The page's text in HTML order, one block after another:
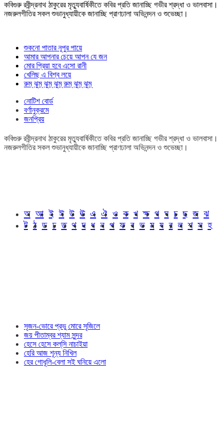
কবিগুরু রবীন্দ্রনাথ ঠাকুরের মৃত্যুবার্ষিকীতে কবির প্রতি জানাচ্ছি গভীর শ্রদ্ধা ও ভালবাসা।
নজরুলগীতির সকল শুভানুধ্যায়ীকে জানাচ্ছি প্রাণঢালা অভিনন্দন ও শুভেচ্ছা।
শুকনো পাতার নূপুর পায়ে
আমার আপনার চেয়ে আপন যে জন
মোর প্রিয়া হবে এসো রানী
খেলিছ এ বিশ্ব লয়ে
রুম্ ঝুম্ ঝুম্ ঝুম্ রুম্ ঝুম্ ঝুম্
নোটিশ বোর্ড
বর্ণানুক্রমে
জনপ্রিয়
কবিগুরু রবীন্দ্রনাথ ঠাকুরের মৃত্যুবার্ষিকীতে কবির প্রতি জানাচ্ছি গভীর শ্রদ্ধা ও ভালবাসা।
নজরুলগীতির সকল শুভানুধ্যায়ীকে জানাচ্ছি প্রাণঢালা অভিনন্দন ও শুভেচ্ছা।
অ আ ই ঈ উ ঊ এ ঐ ও ক খ ক্ষ গ ঘ চ ছ জ ঝ
ট ঠ ড ঢ ত থ দ ধ ন প ফ ব ভ ম য র ল শ স হ
সৃজন-ভোরে প্রভু মোরে সৃজিলে
জয় পীতাম্বর শ্যাম সুন্দর
হেসে হেসে কল্‌সি নাচাইয়া
হেরি আজ শূন্য নিখিল
হের গোধূলি-বেলা সই ঘনিয়ে এলো